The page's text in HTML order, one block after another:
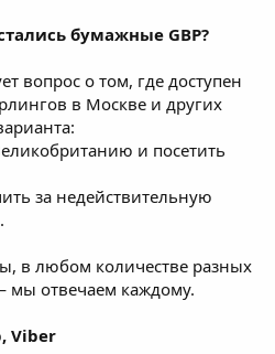
бумажные GBP?
вопрос о том, где доступен
в Москве и других
и посетить
за недействительную
в любом количестве разных
мы отвечаем каждому.
Viber